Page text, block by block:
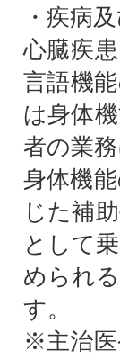
・疾病
心臓疾
言語機
は身体
者の業
身体機
じた補
として
められ
す。
※主治医